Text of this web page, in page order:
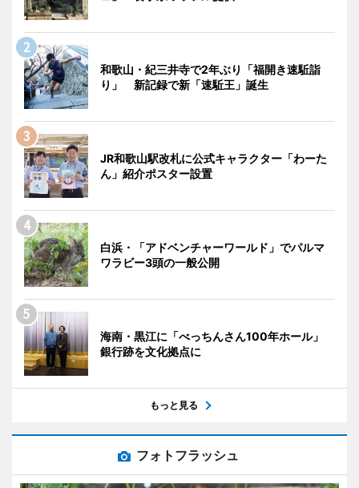
和歌山・紀三井寺で2年ぶり「福開き速駈詣
り」 新記録で新「速駈王」誕生
JR和歌山駅改札に公式キャラクター「わーた
ん」紹介ポスター設置
白浜・「アドベンチャーワールド」でパルマ
ワラビー3頭の一般公開
海南・黒江に「べっちんさん100年ホール」
銀行跡を文化拠点に
もっと見る
フォトフラッシュ